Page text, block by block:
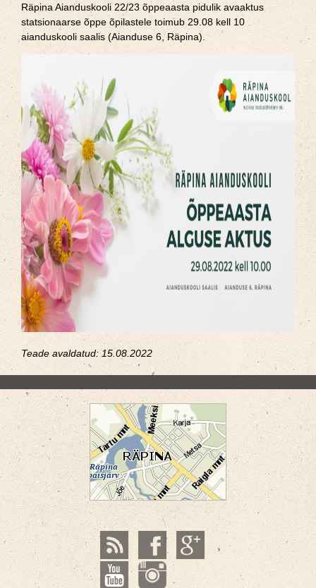
Räpina Aianduskooli 22/23 õppeaasta pidulik avaaktus
statsionaarse õppe õpilastele toimub 29.08 kell 10
aianduskooli saalis (Aianduse 6, Räpina).
Teade avaldatud: 15.08.2022